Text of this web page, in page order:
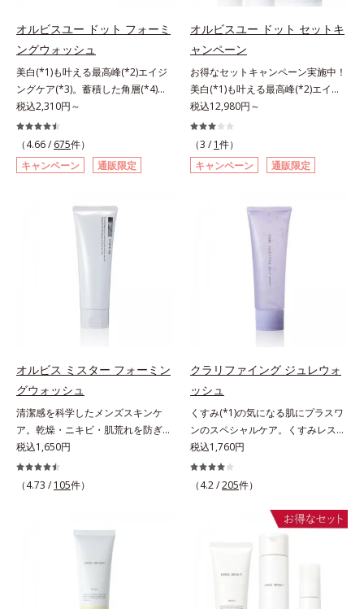
ビスユー ドットシリーズは美容成
分(*7)として「G.D.F.アクティベー
ター(*8)」を配合。そして、従来か
ら配合している美白有効成分「トラ
ネキサム酸」を配合しました。さら
に、シリーズ共通の美容成分(*7)
「GLルートブースター(*9)」を配合
することで、肌のふっくら感や透明
感を叶えます。美白ケアしながら多
リと透明感を。効果的なシナジー設
計で、あなたのエイジングケアを応
援します。*1 メラニンの生成を抑
え、シミ・ソバカスを防ぐ（ウォッ
る*5 乾燥、ハリ・ツヤのなさ
ロニセラカエルレア果汁、ノバラエ
キス配合＝うるおいを与えハリと透
明感に満ちた肌へ導く保湿成分*9
メマツヨイグサ抽出液、スイカズラ
エキス配合＝角層のすみずみまで水
分・油分を保ち、ハリ・ツヤを与え
る保湿成分*10 気持ちのことアレ
ルギーテスト済＝全ての方にアレル
うるおいで満たし、脱・敏感肌を目
指します。無油分・無着色・無香
リーで、徹底的に肌に寄り添いま
す。*1 乾燥と敏感をくり返すこと
*2 敏感肌対象連用テスト済（すべ
ての方のお肌に合うということでは
ありません）*3 乾燥して敏感に感
じやすい状態のこと*4 発酵アミノ
酸（ポリグルタミン酸）配合＝乾燥
ゴチオネイン）配合＝肌を整え、す
こやかに保つ保湿成分、微生物由来
アミノ酸（エクトイン）配合＝乱れ
た角層にうるおいを与え、肌荒れを
オルビスユー ドット フォーミ
ングウォッシュ
美白(*1)も叶える最高峰(*2)エイジ
ングケア(*3)。蓄積した角層(*4)を
絡めとりくすみ(*5)を晴らす高密着
マイルドピーリング(*6)洗顔料。ハ
リも透明感(*7)も結果主義。年齢サ
イン(*8)の因子に着目した肌科学エ
イジングケア(*3)シリーズ。オルビ
よる肌悩み一つ一つを対処するので
はなく、肌で起きていることの根本
原因に着目。加齢とともに現れる年
齢サインについて研究を進めたとこ
ろ、弾力感のない状態である「ハリ
のなさ」や、くすみ(*5)などが現れ
ている状態である「透明感のなさ」
が、大人の肌印象に大きな影響を与
でオルビスユー ドットシリーズは
美容成分(*9)として「G.D.F.アクテ
ィベーター(*10)」を配合。そし
て、従来から配合している美白(*1)
有効成分「トラネキサム酸」を配合
しました。さらに、シリーズ共通の
美容成分「GLルートブースター
(*11)」を配合することで、肌のふ
アが叶うシリーズに。3ステップで
上向き(*12)のハリと透明感を。効
果的なシナジー設計で、あなたのエ
イジングケアを応援します。*1 メ
ラニンの生成を抑え、シミ・ソバカ
税込2,310円～
（4.66 / 675件）
キャンペーン
通販限定
オルビスユー ドット セットキ
ャンペーン
お得なセットキャンペーン実施中！
美白(*1)も叶える最高峰(*2)エイジ
ングケア(*3)。ハリも透明感(*4)も
結果主義。年齢サイン(*5)の因子に
着目した肌科学エイジングケア(*3)
シリーズ。オルビスユー ドットシ
リーズは、年齢による肌悩み一つ一
ていることの根本原因に着目。加齢
とともに現れる年齢サイン(*5)につ
いて研究を進めたところ、弾力感の
ない状態である「ハリのなさ」や、
くすみ(*6)などが現れている状態で
で大人の肌印象に大きな影響を与え
ていることが分かりました。そこで
オルビスユー ドットシリーズは美
容成分(*7)として「G.D.F.アクティ
ベーター(*8)」を配合。そして、従
来から配合している美白有効成分
「トラネキサム酸」を配合しまし
た。さらに、シリーズ共通の美容成
分(*7)「GLルートブースター(*9)」
を配合することで、肌のふっくら感
や透明感を叶えます。美白ケアしな
シリーズに。3ステップで上向き
(*10)のハリと透明感を。効果的な
シナジー設計で、あなたのエイジン
グケアを応援します。*1 メラニン
の生成を抑え、シミ・ソバカスを防
ぐ（ウォッシュ除く）*2 オルビス
税込12,980円～
（3 / 1件）
キャンペーン
通販限定
オルビス ミスター フォーミン
グウォッシュ
清潔感を科学したメンズスキンケ
ア。乾燥・ニキビ・肌荒れを防ぎハ
リ・ツヤのある、好印象な清潔透明
肌(*1)へ。オルビス ミスターは、男
性の清潔感、爽やかさ、若々しさの
であること(*2)を業界で初めて発見
(*3)。ニキビ・肌荒れ予防有効成分
と保湿成分を新たに配合。これまで
の乾燥・テカリへのケアはそのまま
に、肌荒れ・ニキビ予防など“今”の
税込1,650円
（4.73 / 105件）
クラリファイング ジュレウォ
ッシュ
くすみ(*1)の気になる肌にプラスワ
ンのスペシャルケア。くすみレスの
輝くような素肌へ。肌表面の余分な
角層を落として、くすみ(*1)レスな
輝くような素肌へ整える(*2)スペシ
代わりに、10秒ほどくるくるとなじ
ませてから洗い流すだけ。ぷるんと
したジェルが肌表面の角層をやわら
かくして絡めとり、スクラブがやさ
しく取り去ります。さらに注目した
いのはクリアな肌に整えるクリアコ
税込1,760円
（4.2 /205件）